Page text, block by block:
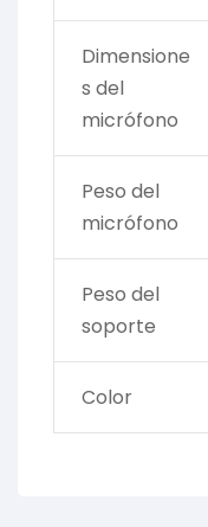
Dimensione
s del
micrófono
Peso del
micrófono
Peso del
soporte
Color